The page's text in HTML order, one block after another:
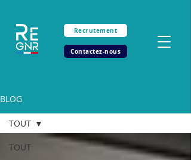
Recrutement
Contactez-nous
BLOG
TOUT
TOUT